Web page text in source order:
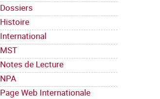
Dossiers
Histoire
International
MST
Notes de Lecture
NPA
Page Web Internationale